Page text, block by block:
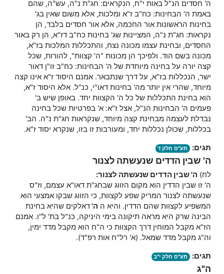
ה' חסדים הנ"ל באות י"ח, הנקראים: חג"ת נ"ה, עש"ה, שהם
באמת ה' הבחינות: כח"ב ז"א ומלכות, אלא משום שאין בג'
בחינות הראשונות אור החכמה, אלא אור חסדים בלבד, הן
נקראות: חג"ת נ"ה, המציינות שג' בחינות כח"ב דז"א, הן רק באור
החסדים, ובחינת עצמו מכונה נצח, והתכללות המלכות בז"א,
מכונה בשם הוד. ולפיכך הן מכונות "ה' קצוות", להורות, שכל
קצה יורה על בחינה מיוחדת של ה' הבחינות: כח"ב זו"ן דאור
ישר, הנכללות בז"א, על דרך שנתבאר. אמנם היסוד ז"א אינו קצה
מיוחד, שהרי אין יותר מה' בחינות דאו"י, כנ"ל. אלא היסוד ז"א,
הוא בחינת התכללות של כל ה' הקצוות יחד. באופן שיש ב'
פעמים ה' הבחינות הנ"ל, אצל ז"א: א' בפרטיות שכל בחינה
נבדלת לעצמה מבחינת קצה מיוחד, שנקראות חג"ת נ"ה. הב'
בכללות, שכולן נכללות יחד, ומעורבות זו בזו, שנקרא יסוד ז"א.
תגים: תע"ס חלק ד
ה' שבין הדדים שנעשתה לצנור
לח) ה' שבין הדדים שנעשתה לצנור:
ה' זו שבין הדדין הוא מקום הזווג שבחג"ת דאו"א עצמם, וז"ס
שנעשתה לצנור המריק שפע לקצוות, כי הזווג שבקו אמצעי הוא
המשפיע לקצוות שהם הדדין. והיא ה ה'דאלקים שהיא בחינת
הבינה שרק היא מראה תיקונה בימי היניקה, כנ"ל בת' ל"ו. אמנם
הז"א מקבל המוחין דרך הקצוות כי ה"ח הוא מקבל מדד ימין,
וה"ג מקבל מדד שמאל. (א' רל"ח אות רפ"ד).
תגים: תע"ס חלק י"ב
ה"ג